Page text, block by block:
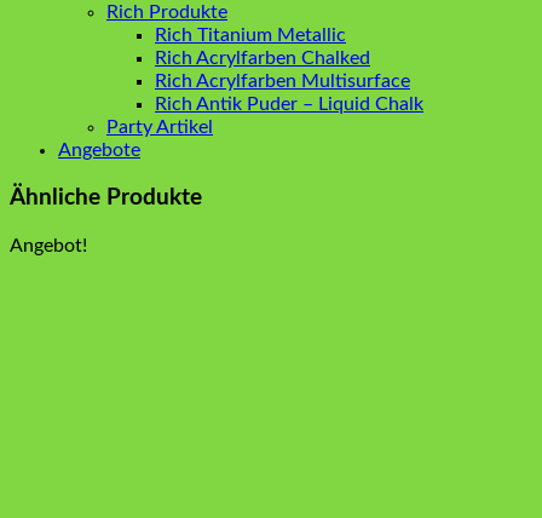
Rich Produkte
Rich Titanium Metallic
Rich Acrylfarben Chalked
Rich Acrylfarben Multisurface
Rich Antik Puder – Liquid Chalk
Party Artikel
Angebote
Ähnliche Produkte
Angebot!